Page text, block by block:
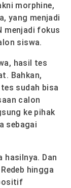
morphine,
yang menjadi
menjadi fokus
siswa.
hasil tes
Bahkan,
sudah bisa
calon
ke pihak
sebagai
hasilnya. Dan
hingga